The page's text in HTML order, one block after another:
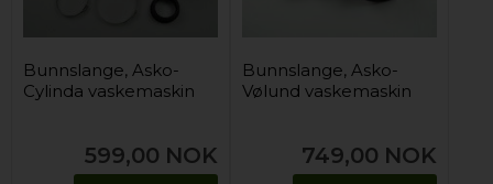
Bunnslange, Asko-
Cylinda vaskemaskin
599,00 NOK
Bunnslange, Asko-
Vølund vaskemaskin
749,00 NOK